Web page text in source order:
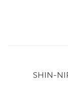
SHIN-